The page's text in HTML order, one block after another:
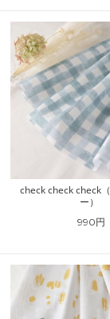
check check check
ー）
990円